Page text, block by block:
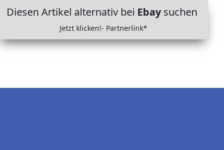
Diesen Artikel alternativ bei Ebaysuchen
Jetzt klicken!- Partnerlink*